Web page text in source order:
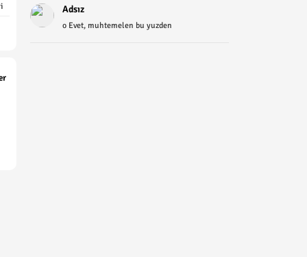
Adsız
o Evet, muhtemelen bu yuzden